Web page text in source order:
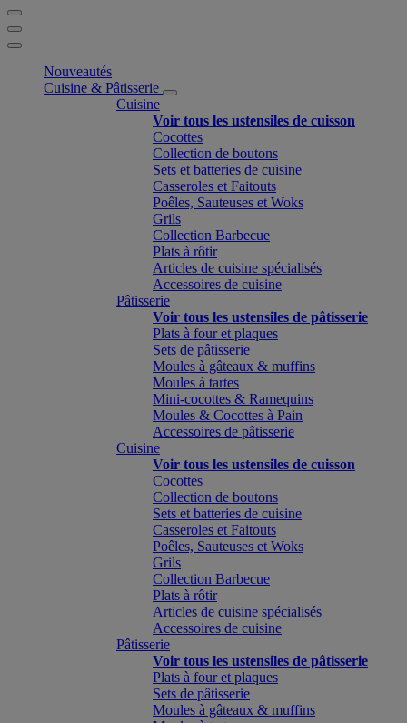
Nouveautés
Cuisine & Pâtisserie
Cuisine
Voir tous les ustensiles de cuisson
Cocottes
Collection de boutons
Sets et batteries de cuisine
Casseroles et Faitouts
Poêles, Sauteuses et Woks
Grils
Collection Barbecue
Plats à rôtir
Articles de cuisine spécialisés
Accessoires de cuisine
Pâtisserie
Voir tous les ustensiles de pâtisserie
Plats à four et plaques
Sets de pâtisserie
Moules à gâteaux & muffins
Moules à tartes
Mini-cocottes & Ramequins
Moules & Cocottes à Pain
Accessoires de pâtisserie
Cuisine
Voir tous les ustensiles de cuisson
Cocottes
Collection de boutons
Sets et batteries de cuisine
Casseroles et Faitouts
Poêles, Sauteuses et Woks
Grils
Collection Barbecue
Plats à rôtir
Articles de cuisine spécialisés
Accessoires de cuisine
Pâtisserie
Voir tous les ustensiles de pâtisserie
Plats à four et plaques
Sets de pâtisserie
Moules à gâteaux & muffins